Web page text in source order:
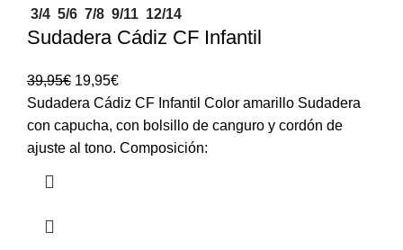
3/4 5/6 7/8 9/11 12/14
Sudadera Cádiz CF Infantil
39,95€ 19,95€
Sudadera Cádiz CF Infantil Color amarillo Sudadera
con capucha, con bolsillo de canguro y cordón de
ajuste al tono. Composición: